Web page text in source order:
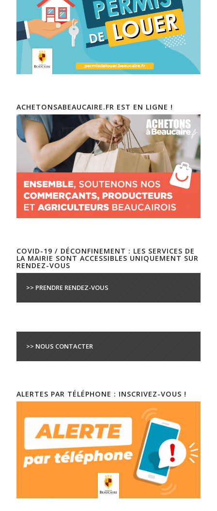
ACHETONSABEAUCAIRE.FR EST EN LIGNE !
COVID-19 / DÉCONFINEMENT : LES SERVICES DE
LA MAIRIE SONT ACCESSIBLES UNIQUEMENT SUR
RENDEZ-VOUS
>> PRENDRE RENDEZ-VOUS
>> NOUS CONTACTER
ALERTES PAR TÉLÉPHONE : INSCRIVEZ-VOUS !